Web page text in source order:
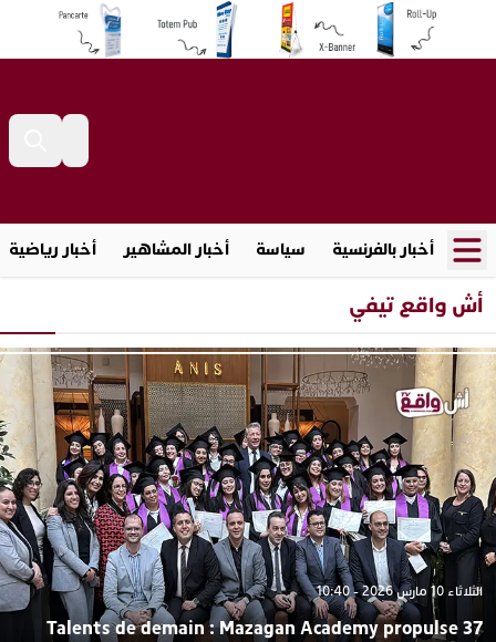
أخبار بالفرنسية سياسة أخبار المشاهير أخبار رياضية
أش واقع تيفي
الثلاثاء 10 مارس 2026 - 10:40
Talents de demain : Mazagan Academy propulse 37